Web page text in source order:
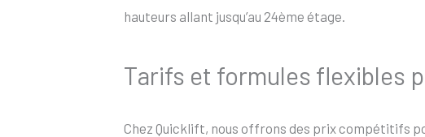
hauteurs allant jusqu’au 24ème étage.
Tarifs et formules flexibles
Chez Quicklift, nous offrons des prix compétitifs